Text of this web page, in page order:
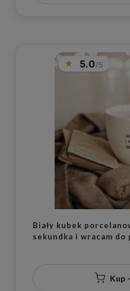
5.0
Biały kubek
sekundka i wracam
Kup